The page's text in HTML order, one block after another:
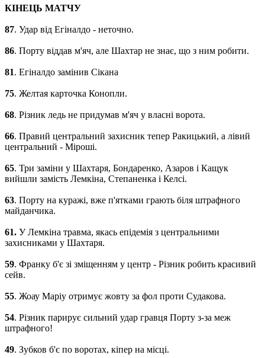
КІНЕЦЬ МАТЧУ
87. Удар від Егіналдо - неточно.
86. Порту віддав м'яч, але Шахтар не знає, що з ним робити.
81. Егіналдо замінив Сікана
75. Желтая карточка Конопли.
68. Різник ледь не придумав м'яч у власні ворота.
66. Правий центральний захисник тепер Ракицький, а лівий
центральний - Міроші.
65. Три заміни у Шахтаря, Бондаренко, Азаров і Кащук
вийшли замість Лемкіна, Степаненка і Келсі.
63. Порту на куражі, вже п'ятками грають біля штрафного
майданчика.
61. У Лемкіна травма, якась епідемія з центральними
захисниками у Шахтаря.
59. Франку б'є зі зміщенням у центр - Різник робить красивий
сейв.
55. Жоау Маріу отримує жовту за фол проти Судакова.
54. Різник парирує сильний удар гравця Порту з-за меж
штрафного!
49. Зубков б'є по воротах, кіпер на місці.